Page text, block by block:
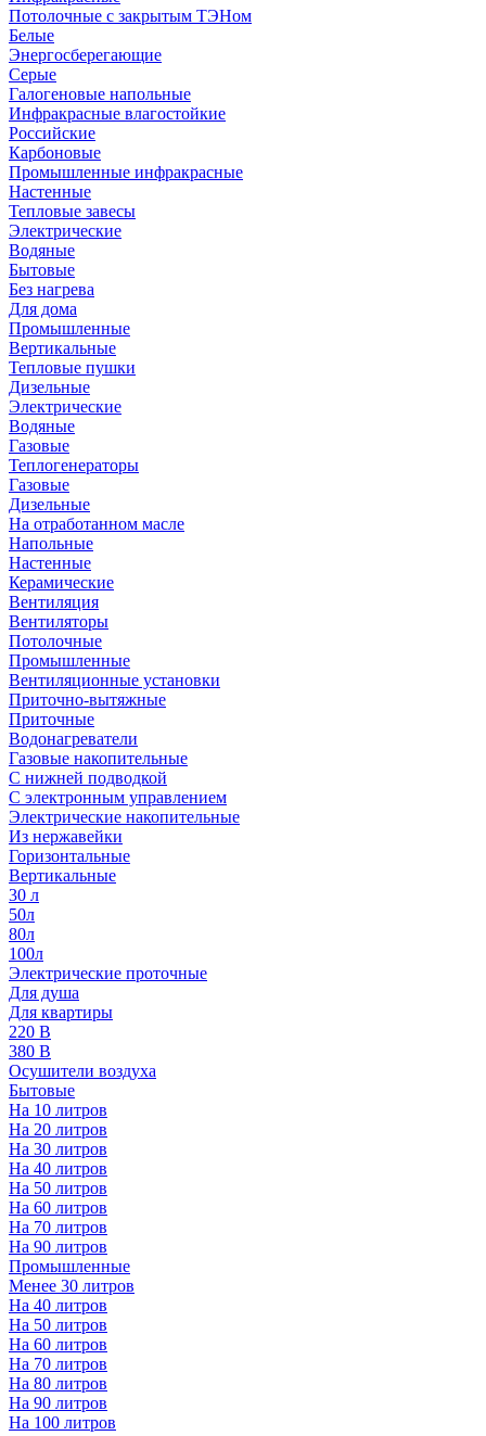
Потолочные с закрытым ТЭНом
Белые
Энергосберегающие
Серые
Галогеновые напольные
Инфракрасные влагостойкие
Российские
Карбоновые
Промышленные инфракрасные
Настенные
Тепловые завесы
Электрические
Водяные
Бытовые
Без нагрева
Для дома
Промышленные
Вертикальные
Тепловые пушки
Дизельные
Электрические
Водяные
Газовые
Теплогенераторы
Газовые
Дизельные
На отработанном масле
Напольные
Настенные
Керамические
Вентиляция
Вентиляторы
Потолочные
Промышленные
Вентиляционные установки
Приточно-вытяжные
Приточные
Водонагреватели
Газовые накопительные
С нижней подводкой
С электронным управлением
Электрические накопительные
Из нержавейки
Горизонтальные
Вертикальные
30 л
50л
80л
100л
Электрические проточные
Для душа
Для квартиры
220 В
380 В
Осушители воздуха
Бытовые
На 10 литров
На 20 литров
На 30 литров
На 40 литров
На 50 литров
На 60 литров
На 70 литров
На 90 литров
Промышленные
Менее 30 литров
На 40 литров
На 50 литров
На 60 литров
На 70 литров
На 80 литров
На 90 литров
На 100 литров